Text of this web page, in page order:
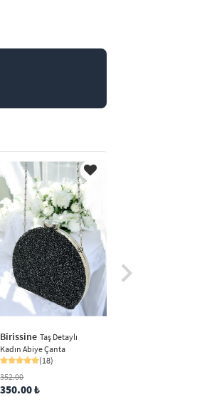
Birissine Taş Detaylı
Kadın Abiye Çanta
(18)
352.00
350.00 ₺